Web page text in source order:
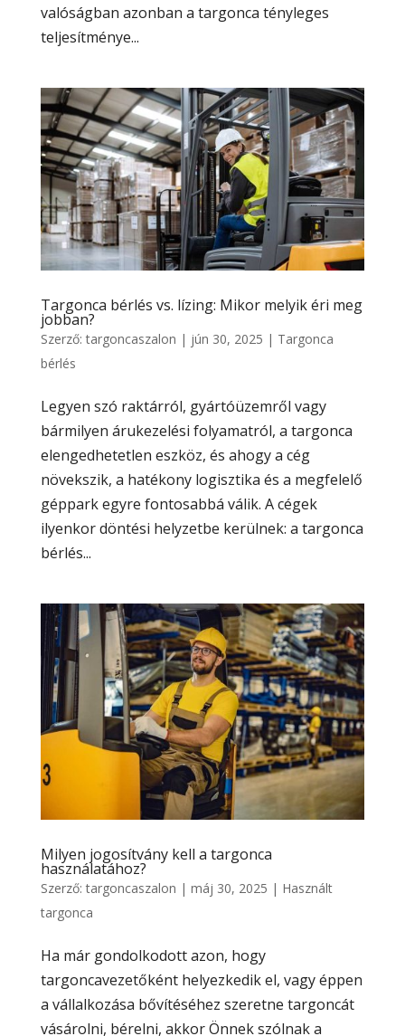
valóságban azonban a targonca tényleges
teljesítménye...
Targonca bérlés vs. lízing: Mikor melyik éri meg
jobban?
Szerző:targoncaszalon | jún 30, 2025 | Targonca
bérlés
Legyen szó raktárról, gyártóüzemről vagy
bármilyen árukezelési folyamatról, a targonca
elengedhetetlen eszköz, és ahogy a cég
növekszik, a hatékony logisztika és a megfelelő
géppark egyre fontosabbá válik. A cégek
ilyenkor döntési helyzetbe kerülnek: a targonca
bérlés...
Milyen jogosítvány kell a targonca
használatához?
Szerző:targoncaszalon | máj 30, 2025 | Használt
targonca
Ha már gondolkodott azon, hogy
targoncavezetőként helyezkedik el, vagy éppen
a vállalkozása bővítéséhez szeretne targoncát
vásárolni, bérelni, akkor Önnek szólnak a